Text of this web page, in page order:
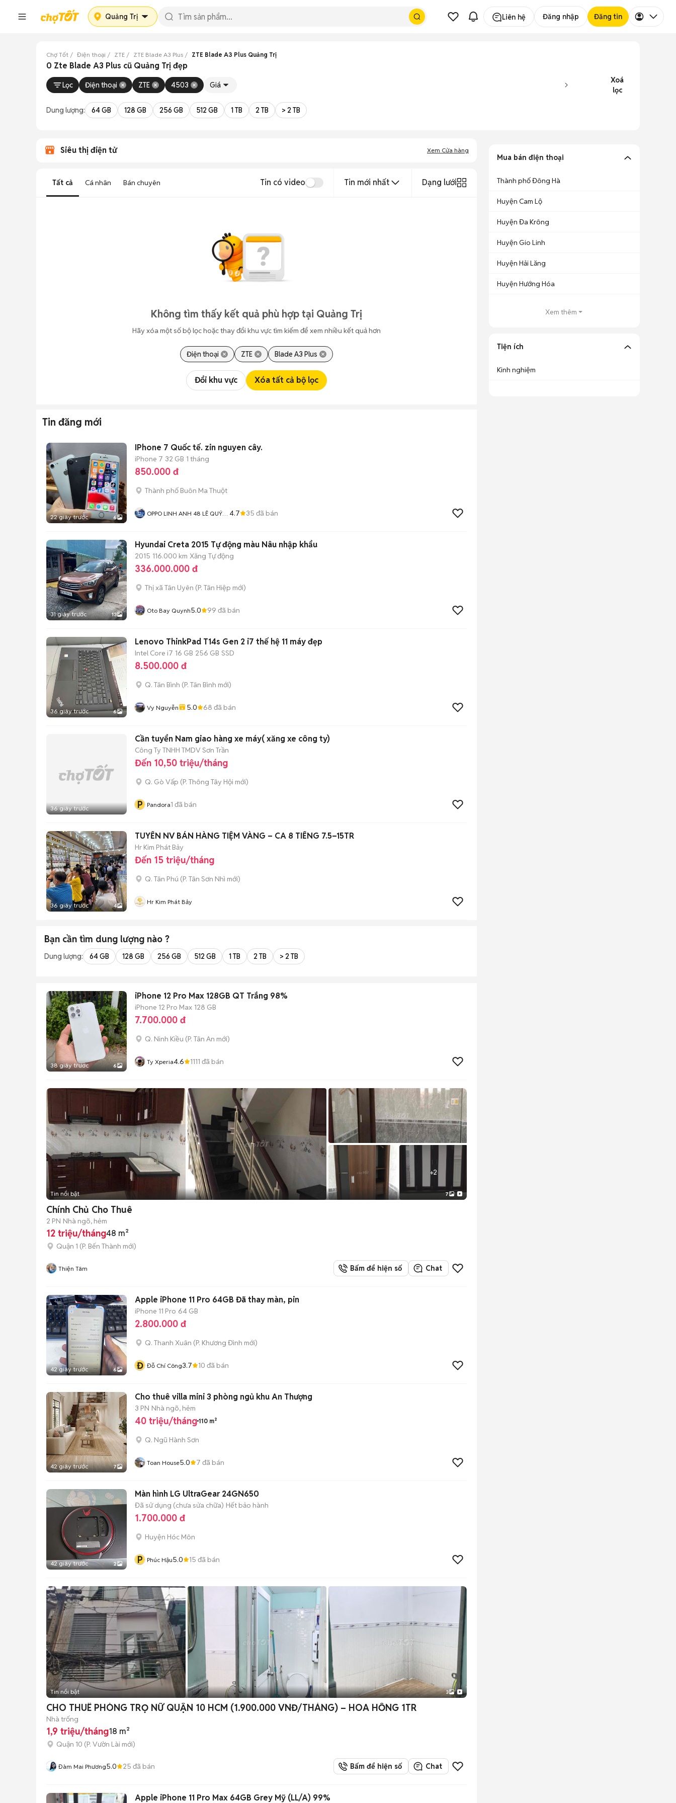
Quảng Trị Liên hệ Đăng nhập Đăng tin
Chợ Tốt Điện thoại ZTE ZTE Blade A3 Plus ZTE Blade A3 Plus Quảng Trị
0 Zte Blade A3 Plus cũ Quảng Trị đẹp
Lọc Điện thoại ZTE 4503 Giá
Xoá
lọc
Dung lượng: 64 GB 128 GB 256 GB 512 GB 1 TB 2 TB > 2 TB
Siêu thị điện tử Xem Cửa hàng
Tất cả Cá nhân Bán chuyên Tin có video Tin mới nhất Dạng lưới
Không tìm thấy kết quả phù hợp tại Quảng Trị
Hãy xóa một số bộ lọc hoặc thay đổi khu vực tìm kiếm để xem nhiều kết quả hơn
Điện thoại ZTE Blade A3 Plus
Đổi khu vực Xóa tất cả bộ lọc
Tin đăng mới
22 giây trước 6
IPhone 7 Quốc tế. zin nguyen cây.
iPhone 7 32 GB 1 tháng
850.000 đ
Thành phố Buôn Ma Thuột
OPPO LINH ANH 48 LÊ QUÝ
4.7 35 đã bán
31 giây trước 13
Hyundai Creta 2015 Tự động màu Nâu nhập khẩu
2015 116.000 km Xăng Tự động
336.000.000 đ
Thị xã Tân Uyên (P. Tân Hiệp mới)
Oto Bay Quynh5.0 99 đã bán
36 giây trước 6
Lenovo ThinkPad T14s Gen 2 i7 thế hệ 11 máy đẹp
Intel Core i7 16 GB 256 GB SSD
8.500.000 đ
Q. Tân Bình (P. Tân Bình mới)
Vy Nguyễn 5.0 68 đã bán
36 giây trước
Cần tuyển Nam giao hàng xe máy( xăng xe công ty)
Công Ty TNHH TMDV Sơn Trần
Đến 10,50 triệu/tháng
Q. Gò Vấp (P. Thông Tây Hội mới)
P Pandora1 đã bán
36 giây trước 4
TUYỂN NV BÁN HÀNG TIỆM VÀNG – CA 8 TIẾNG 7.5–15TR
Hr Kim Phát Bảy
Đến 15 triệu/tháng
Q. Tân Phú (P. Tân Sơn Nhì mới)
Hr Kim Phát Bảy
Bạn cần tìm dung lượng nào ?
Dung lượng: 64 GB 128 GB 256 GB 512 GB 1 TB 2 TB > 2 TB
38 giây trước 6
iPhone 12 Pro Max 128GB QT Trắng 98%
iPhone 12 Pro Max 128 GB
7.700.000 đ
Q. Ninh Kiều (P. Tân An mới)
Ty Xperia4.6 1111 đã bán
+2
Tin nổi bật 7
Chính Chủ Cho Thuê
2 PN Nhà ngõ, hẻm
12 triệu/tháng48 m²
Quận 1 (P. Bến Thành mới)
Thiện Tâm Bấm để hiện số Chat
42 giây trước 6
Apple iPhone 11 Pro 64GB Đã thay màn, pin
iPhone 11 Pro 64 GB
2.800.000 đ
Q. Thanh Xuân (P. Khương Đình mới)
Đ Đỗ Chí Công3.7 10 đã bán
42 giây trước 7
Cho thuê villa mini 3 phòng ngủ khu An Thượng
3 PN Nhà ngõ, hẻm
40 triệu/tháng 110 m²
Q. Ngũ Hành Sơn
Toan House5.0 7 đã bán
42 giây trước 2
Màn hình LG UltraGear 24GN650
Đã sử dụng (chưa sửa chữa) Hết bảo hành
1.700.000 đ
Huyện Hóc Môn
P Phúc Hậu5.0 15 đã bán
Tin nổi bật 3
CHO THUÊ PHÒNG TRỌ NỮ QUẬN 10 HCM (1.900.000 VNĐ/THÁNG) – HOA HỒNG 1TR
Nhà trống
1,9 triệu/tháng18 m²
Quận 10 (P. Vườn Lài mới)
Đàm Mai Phương5.0 25 đã bán Bấm để hiện số Chat
Apple iPhone 11 Pro Max 64GB Grey Mỹ (LL/A) 99%
Mua bán điện thoại
Thành phố Đông Hà
Huyện Cam Lộ
Huyện Đa Krông
Huyện Gio Linh
Huyện Hải Lăng
Huyện Hướng Hóa
Xem thêm
Tiện ích
Kinh nghiệm